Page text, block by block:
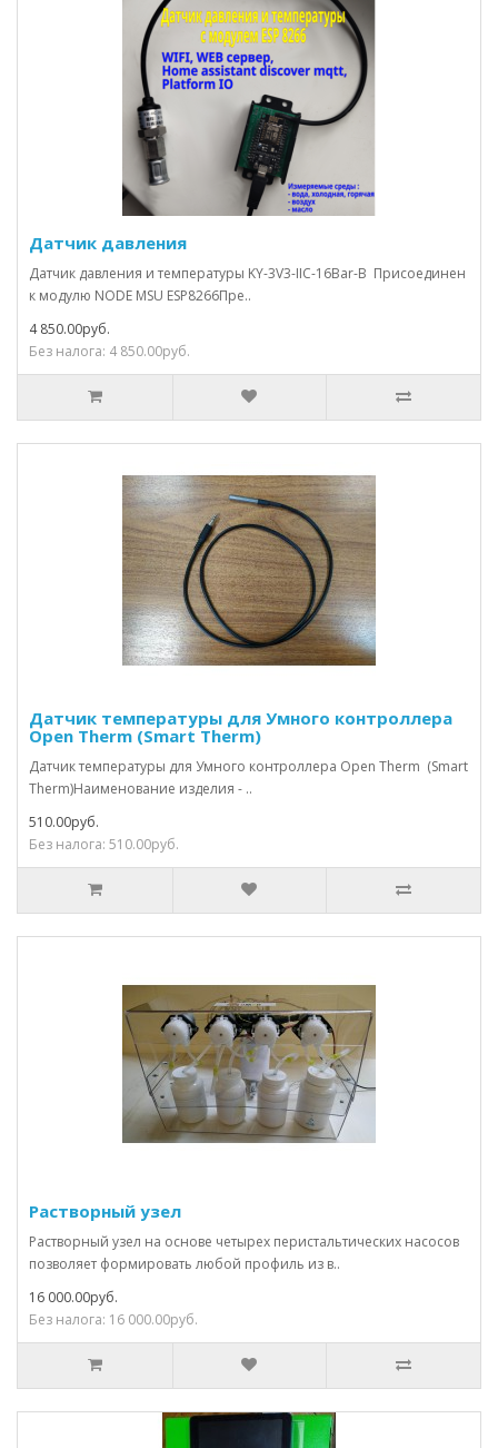
Датчик давления
Датчик давления и температуры KY-3V3-IIC-16Bar-B Присоединен
к модулю NODE MSU ESP8266Пре..
4 850.00руб.
Без налога: 4 850.00руб.
Датчик температуры для Умного контроллера
Open Therm (Smart Therm)
Датчик температуры для Умного контроллера Open Therm (Smart
Therm)Наименование изделия - ..
510.00руб.
Без налога: 510.00руб.
Растворный узел
Растворный узел на основе четырех перистальтических насосов
позволяет формировать любой профиль из в..
16 000.00руб.
Без налога: 16 000.00руб.